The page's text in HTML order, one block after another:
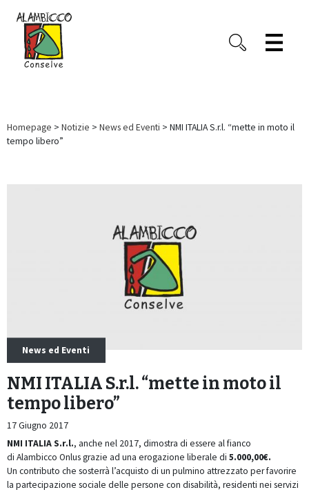
Homepage > Notizie > News ed Eventi > NMI ITALIA S.r.l. “mette in moto il
tempo libero”
News ed Eventi
NMI ITALIA S.r.l. “mette in moto il
tempo libero”
17 Giugno 2017
NMI ITALIA S.r.l., anche nel 2017, dimostra di essere al fianco
di Alambicco Onlus grazie ad una erogazione liberale di 5.000,00€.
Un contributo che sosterrà l’acquisto di un pulmino attrezzato per favorire
la partecipazione sociale delle persone con disabilità, residenti nei servizi